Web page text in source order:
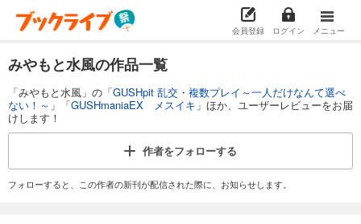
会員登録 ログイン メニュー
みやもと水風の作品一覧
「みやもと水風」の「GUSHpit 乱交・複数プレイ～一人だけなんて選べ
ない！～ 」「GUSHmaniaEX メスイキ 」ほか、ユーザーレビューをお届
けします！
作者をフォローする
フォローすると、この作者の新刊が配信された際に、お知らせします。